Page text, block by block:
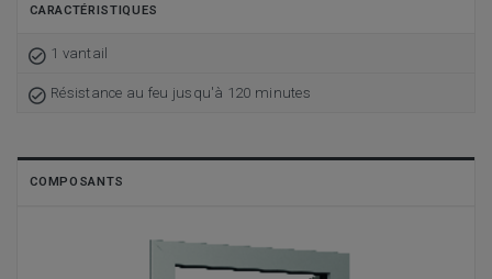
CARACTÉRISTIQUES
1 vantail
Résistance au feu jusqu'à 120 minutes
COMPOSANTS